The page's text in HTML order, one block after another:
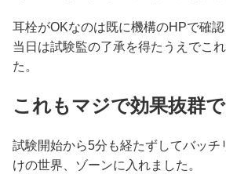
耳栓がOKなのは既に機構のHPで確
当日は試験監の了承を得たうえでこ
た。
これもマジで効果抜群で
試験開始から5分も経たずしてバッチ
けの世界、ゾーンに入れました。